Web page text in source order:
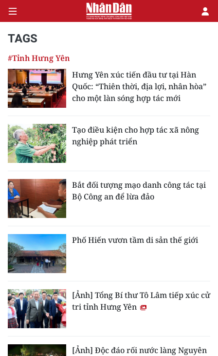
CHÍNH TRỊ
KINH TẾ
XÃ HỘI
PHÁP LUẬT
DU LỊCH
THẾ GIỚI
GIÁO DỤC
KHOA HỌC - CÔNG NGHỆ
MÔI TRƯỜNG
BẠN ĐỌC
TAGS
#Tỉnh Hưng Yên
Hưng Yên xúc tiến đầu tư tại Hàn
Quốc: “Thiên thời, địa lợi, nhân hòa”
cho một làn sóng hợp tác mới
Tạo điều kiện cho hợp tác xã nông
nghiệp phát triển
Bắt đối tượng mạo danh công tác tại
Bộ Công an để lừa đảo
Phố Hiến vươn tầm di sản thế giới
[Ảnh] Tổng Bí thư Tô Lâm tiếp xúc cử
tri tỉnh Hưng Yên
[Ảnh] Độc đáo rối nước làng Nguyên